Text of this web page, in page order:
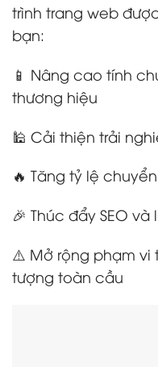
trình trang web
bạn:
📱 Nâng cao tính
thương hiệu
🕌 Cải thiện trải
🔥 Tăng tỷ lệ
🎉 Thúc đẩy SEO
⚠️ Mở rộng phạm vi
tượng toàn cầu